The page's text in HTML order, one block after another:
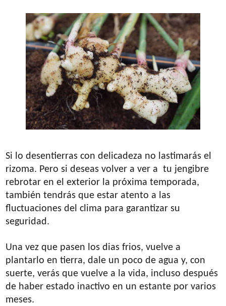
Si lo desentierras con delicadeza no lastimarás el
rizoma. Pero si deseas volver a ver a tu jengibre
rebrotar en el exterior la próxima temporada,
también tendrás que estar atento a las
fluctuaciones del clima para garantizar su
seguridad.
Una vez que pasen los dias frios, vuelve a
plantarlo en tierra, dale un poco de agua y, con
suerte, verás que vuelve a la vida, incluso después
de haber estado inactivo en un estante por varios
meses.